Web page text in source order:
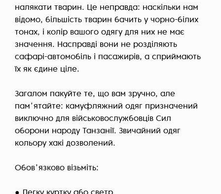
налякати тварин. Це неправда: наскільки нам
відомо, більшість тварин бачить у чорно-білих
тонах, і колір вашого одягу для них не має
значення. Насправді вони не розділяють
сафарі-автомобіль і пасажирів, а сприймають
їх як єдине ціле.
Загалом пакуйте те, що вам зручно, але
памʼятайте: камуфляжний одяг призначений
виключно для військовослужбовців Сил
оборони народу Танзанії. Звичайний одяг
кольору хакі дозволений.
Обовʼязково візьміть: